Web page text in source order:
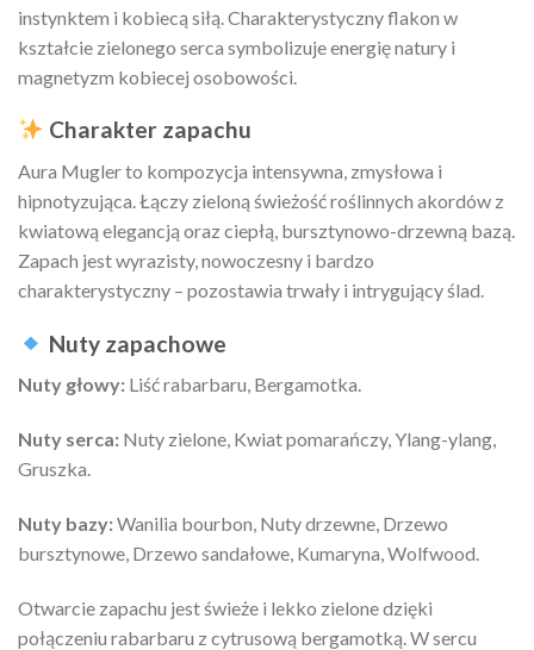
instynktem i kobiecą siłą. Charakterystyczny flakon w
kształcie zielonego serca symbolizuje energię natury i
magnetyzm kobiecej osobowości.
Charakter zapachu
Aura Mugler to kompozycja intensywna, zmysłowa i
hipnotyzująca. Łączy zieloną świeżość roślinnych akordów z
kwiatową elegancją oraz ciepłą, bursztynowo-drzewną bazą.
Zapach jest wyrazisty, nowoczesny i bardzo
charakterystyczny – pozostawia trwały i intrygujący ślad.
Nuty zapachowe
Nuty głowy: Liść rabarbaru, Bergamotka.
Nuty serca: Nuty zielone, Kwiat pomarańczy, Ylang-ylang,
Gruszka.
Nuty bazy:Wanilia bourbon, Nuty drzewne, Drzewo
bursztynowe, Drzewo sandałowe, Kumaryna, Wolfwood.
Otwarcie zapachu jest świeże i lekko zielone dzięki
połączeniu rabarbaru z cytrusową bergamotką. W sercu